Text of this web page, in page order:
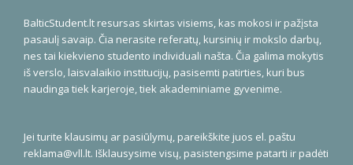
BalticStudent.lt resursas skirtas visiems, kas mokosi ir pažįsta
pasaulį savaip. Čia nerasite referatų, kursinių ir mokslo darbų,
nes tai kiekvieno studento individuali našta. Čia galima mokytis
iš verslo, laisvalaikio institucijų, pasisemti patirties, kuri bus
naudinga tiek karjeroje, tiek akademiniame gyvenime.
Jei turite klausimų ar pasiūlymų, pareikškite juos el. paštu
reklama@vll.lt. Išklausysime visų, pasistengsime patarti ir padėti